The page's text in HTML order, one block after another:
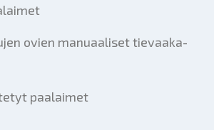
ovien manuaaliset tievaaka-
paalaimet